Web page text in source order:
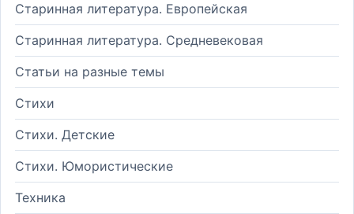
Старинная литература. Европейская
Старинная литература. Средневековая
Статьи на разные темы
Стихи
Стихи. Детские
Стихи. Юмористические
Техника